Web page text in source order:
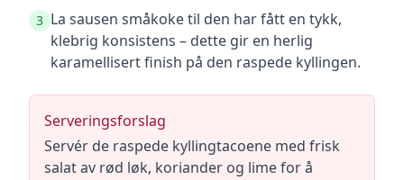
3 La sausen småkoke til den har fått en tykk,
klebrig konsistens – dette gir en herlig
karamellisert finish på den raspede kyllingen.
Serveringsforslag
Servér de raspede kyllingtacoene med frisk
salat av rød løk, koriander og lime for å